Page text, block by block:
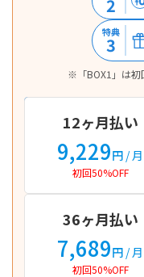
2
特典
3
※「BOX1」は初
12ヶ月払い
9,229円 / 月
初回50%OFF
36ヶ月払い
7,689円 / 月
初回50%OFF